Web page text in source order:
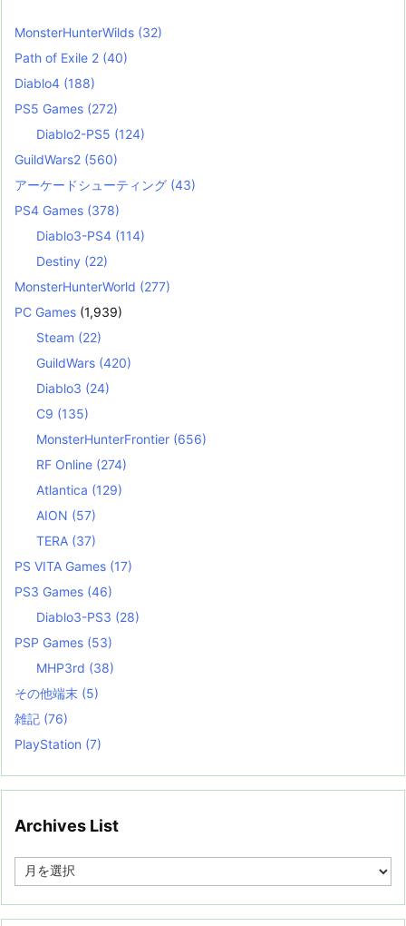
MonsterHunterWilds (32)
Path of Exile 2 (40)
Diablo4 (188)
PS5 Games (272)
Diablo2-PS5 (124)
GuildWars2 (560)
アーケードシューティング (43)
PS4 Games (378)
Diablo3-PS4 (114)
Destiny (22)
MonsterHunterWorld (277)
PC Games (1,939)
Steam (22)
GuildWars (420)
Diablo3 (24)
C9 (135)
MonsterHunterFrontier (656)
RF Online (274)
Atlantica (129)
AION (57)
TERA (37)
PS VITA Games (17)
PS3 Games (46)
Diablo3-PS3 (28)
PSP Games (53)
MHP3rd (38)
その他端末 (5)
雑記 (76)
PlayStation (7)
Archives List